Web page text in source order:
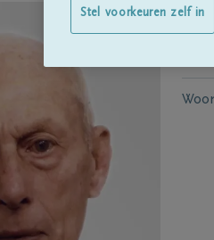
Stel voorkeuren zelf in